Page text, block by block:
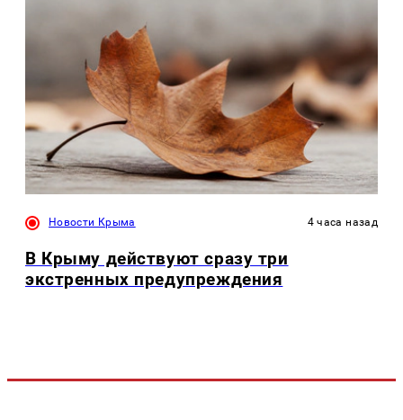
Новости Крыма 4 часа назад
В Крыму действуют сразу три
экстренных предупреждения